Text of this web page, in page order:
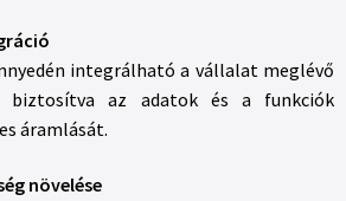
integrálható a vállalat meglévő
biztosítva az adatok és a funkciók
áramlását.
növelése